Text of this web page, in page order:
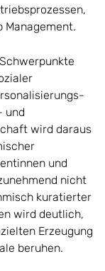
Management.
und
wird daraus
und
nicht
kuratierter
wird deutlich,
Erzeugung
beruhen.